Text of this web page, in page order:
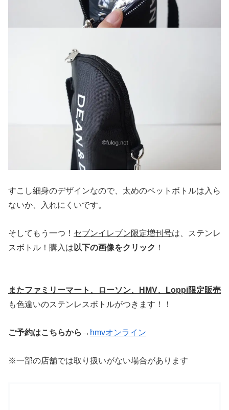
すこし細身のデザインなので、太めのペットボトルは入ら
ないか、入れにくいです。
そしてもう一つ！ セブンイレブン限定増刊号は、ステンレ
スボトル！購入は 以下の画像をクリック ！
またファミリーマート、ローソン、 HMV、 Loppi限定販売
も色違いのステンレスボトルがつきます！！
ご予約はこちらから → hmvオンライン
※一部の店舗では取り扱いがない場合があります